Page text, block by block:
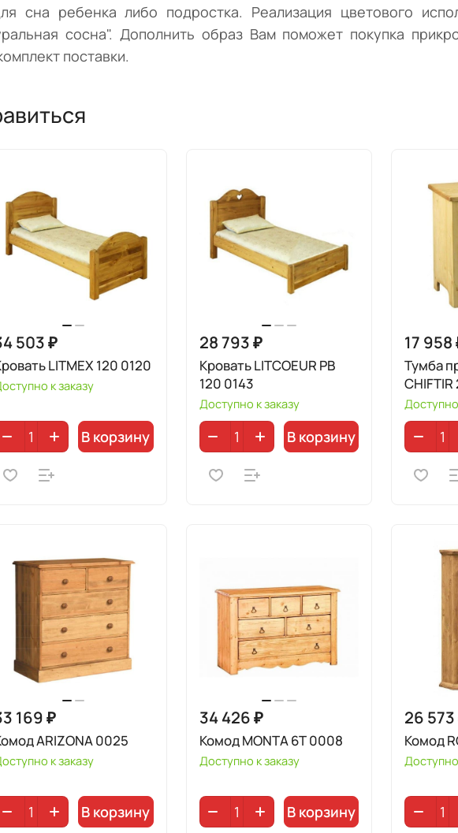
сна ребенка либо подростка. Реализация цветового
сосна". Дополнить образ Вам поможет покупка
поставки.
503 ₽
LITMEX 120 0120
к заказу
В корзину
28 793 ₽
Кровать LITCOEUR PB
120 0143
Доступно к заказу
В корзину
17 958
Тумба
CHIFTIR
169 ₽
ARIZONA 0025
к заказу
В корзину
34 426 ₽
Комод MONTA 6T 0008
Доступно к заказу
В корзину
26
Комод